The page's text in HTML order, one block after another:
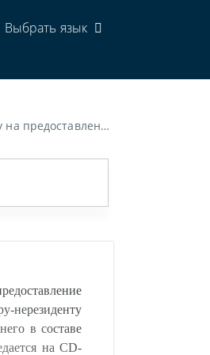
Выбрать язык
долл. США за каждый заключенный сублицензионный договор с клиентом (конечным пользователем).»
нерезиденту
в составе
на CD-